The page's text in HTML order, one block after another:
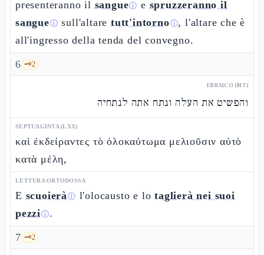
presenteranno il sangueⓘ e spruzzeranno il
sangueⓘ sull'altaretutt'intornoⓘ, l'altare che è
all'ingresso della tenda del convegno.
6 🗝️2
EBRAICO (MT)
והפשיט את העלה ונתח אתה לנתחיה
SEPTUAGINTA (LXX)
καὶ ἐκδείραντες τὸ ὁλοκαύτωμα μελιοῦσιν αὐτὸ
κατὰ μέλη,
LETTURA ORTODOSSA
E scuoieràⓘ l'olocausto e lotaglierà nei suoi
pezziⓘ.
7 🗝️2